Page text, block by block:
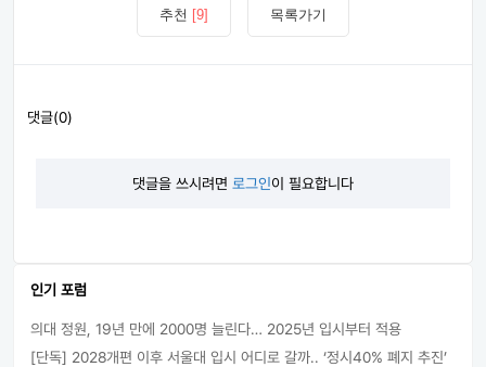
추천 [9] 목록가기
댓글(0)
댓글을 쓰시려면 로그인이 필요합니다
인기 포럼
의대 정원, 19년 만에 2000명 늘린다… 2025년 입시부터 적용
[단독] 2028개편 이후 서울대 입시 어디로 갈까.. ‘정시40% 폐지 추진’